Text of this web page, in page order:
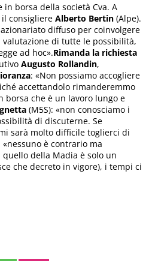
borsa della società Cva. A
il consigliereAlberto Bertin (Alpe).
diffuso per coinvolgere
valutazione di tutte le possibilità,
ad hoc».Rimanda la richiesta
Augusto Rollandin,
: «Non possiamo accogliere
accettandolo rimanderemmo
borsa che è un lavoro lungo e
(M5S): «non conosciamo i
di discuterne. Se
sarà molto difficile toglierci di
è contrario ma
della Madia è solo un
che decreto in vigore), i tempi ci